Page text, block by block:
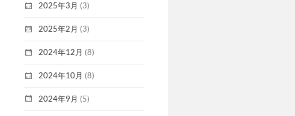
2025年3月 (3)
2025年2月 (3)
2024年12月 (8)
2024年10月 (8)
2024年9月 (5)